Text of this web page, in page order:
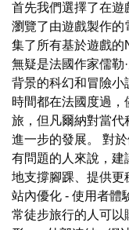
首先我們選擇了在遊
瀏覽了由遊戲製作的
集了所有基於遊戲的
無疑是法國作家儒勒
背景的科幻和冒險小
時間都在法國度過，
旅，但凡爾納對當代
進一步的發展。 對
有問題的人來說，建
地支撐腳踝、提供更
站內優化 - 使用者體
常徒步旅行的人可以